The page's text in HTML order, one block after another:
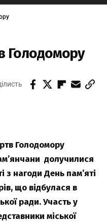
Голодомору
долучилися
з нагоди День пам’яті
що відбулася в
ради. Участь у
міської